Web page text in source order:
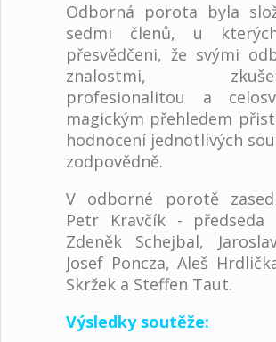
Odborná porota byla
sedmi členů, u
přesvědčeni, že svými
znalostmi,
profesionalitou a
magickým přehledem
hodnocení jednotlivých
zodpovědně.
V odborné porotě
Petr Kravčík - předseda
Zdeněk Schejbal,
Josef Poncza, Aleš
Skržek a Steffen Taut.
Výsledky soutěže: